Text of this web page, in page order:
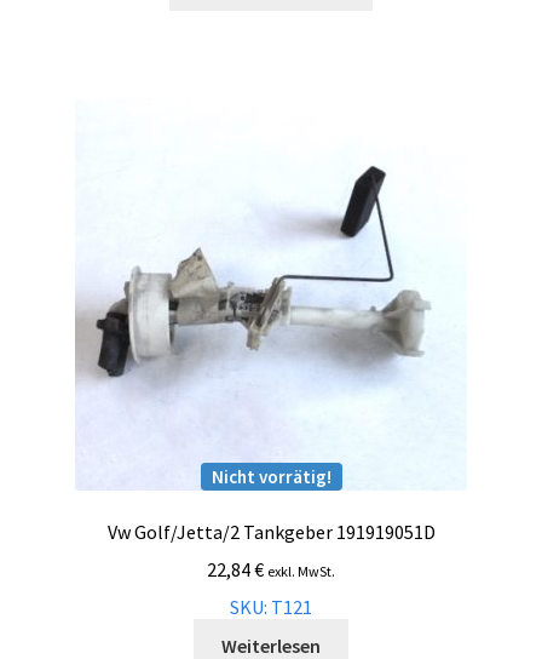
Nicht vorrätig!
Vw Golf/Jetta/2 Tankgeber 191919051D
22,84€ exkl. MwSt.
SKU: T121
Weiterlesen